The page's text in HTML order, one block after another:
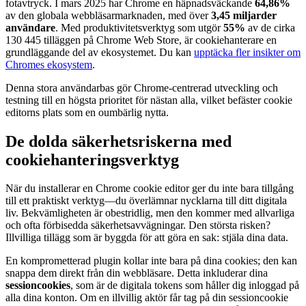
fotavtryck. I mars 2025 har Chrome en häpnadsväckande 64,86%
av den globala webbläsarmarknaden, med över3,45 miljarder
användare. Med produktivitetsverktyg som utgör55% av de cirka
130 445 tilläggen på Chrome Web Store, är cookiehanterare en
grundläggande del av ekosystemet. Du kan upptäcka fler insikter om
Chromes ekosystem.
Denna stora användarbas gör Chrome-centrerad utveckling och
testning till en högsta prioritet för nästan alla, vilket befäster cookie
editorns plats som en oumbärlig nytta.
De dolda säkerhetsriskerna med
cookiehanteringsverktyg
När du installerar en Chrome cookie editor ger du inte bara tillgång
till ett praktiskt verktyg—du överlämnar nycklarna till ditt digitala
liv. Bekvämligheten är obestridlig, men den kommer med allvarliga
och ofta förbisedda säkerhetsavvägningar. Den största risken?
Illvilliga tillägg som är byggda för att göra en sak: stjäla dina data.
En komprometterad plugin kollar inte bara på dina cookies; den kan
snappa dem direkt från din webbläsare. Detta inkluderar dina
sessioncookies, som är de digitala tokens som håller dig inloggad på
alla dina konton. Om en illvillig aktör får tag på din sessioncookie